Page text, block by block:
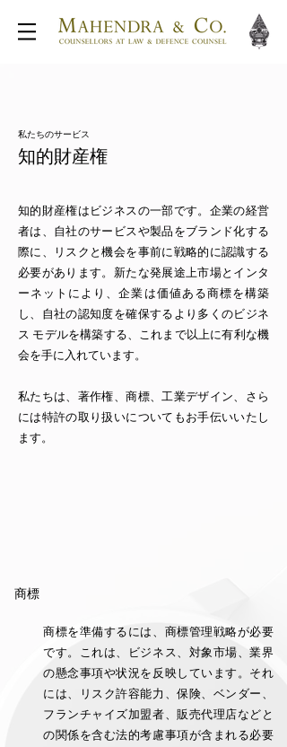
私たちのサービス
知的財産権
知的財産権はビジネスの一部です。企業の経営
者は、自社のサービスや製品をブランド化する
際に、リスクと機会を事前に戦略的に認識する
必要があります。新たな発展途上市場とインタ
ーネットにより、企業は価値ある商標を構築
し、自社の認知度を確保するより多くのビジネ
ス モデルを構築する、これまで以上に有利な機
会を手に入れています。
私たちは、著作権、商標、工業デザイン、さら
には特許の取り扱いについてもお手伝いいたし
ます。
商標
商標を準備するには、商標管理戦略が必要
です。これは、ビジネス、対象市場、業界
の懸念事項や状況を反映しています。それ
には、リスク許容能力、保険、ベンダー、
フランチャイズ加盟者、販売代理店などと
の関係を含む法的考慮事項が含まれる必要